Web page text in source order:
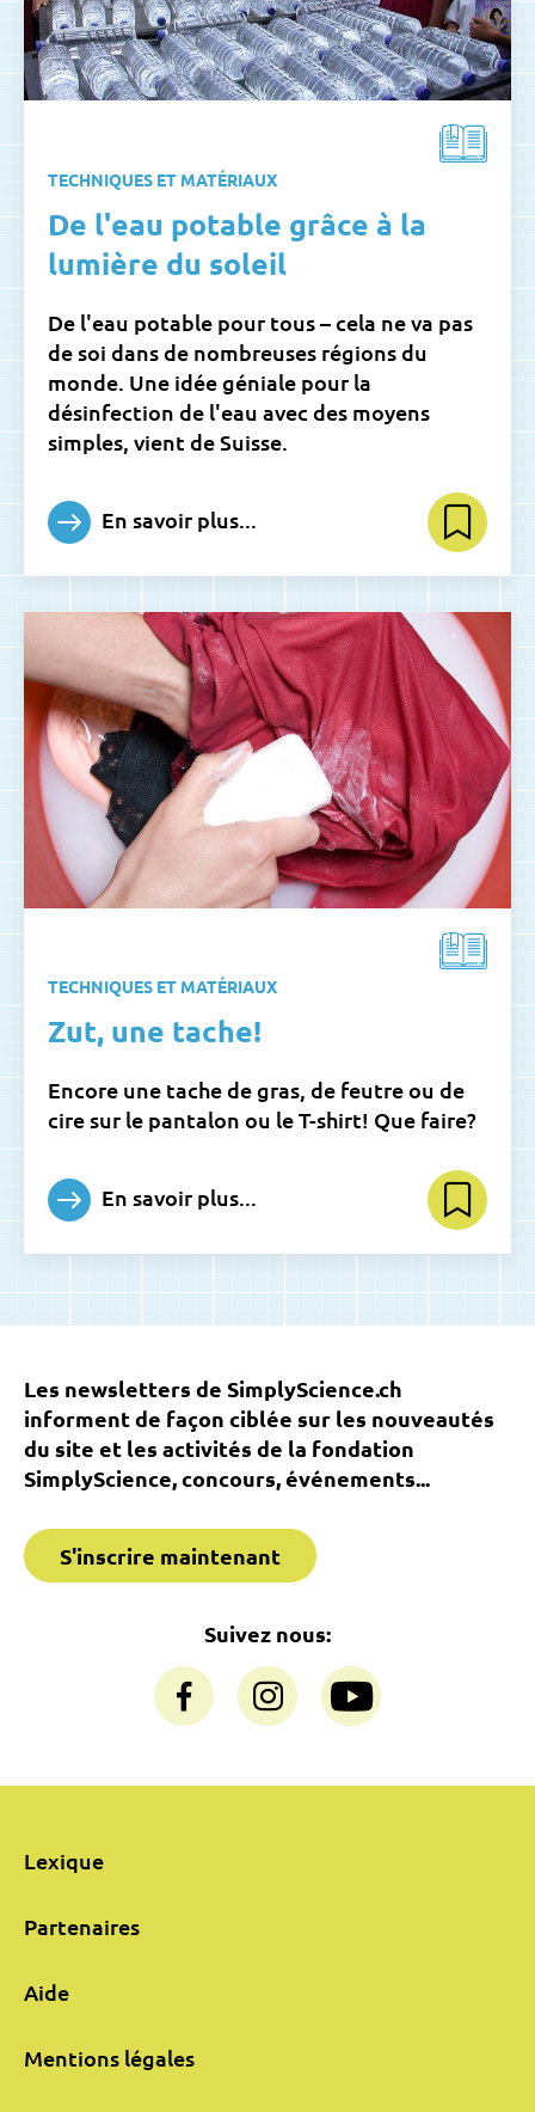
TECHNIQUES ET MATÉRIAUX
De l'eau potable grâce à la
lumière du soleil
De l'eau potable pour tous – cela ne va pas
de soi dans de nombreuses régions du
monde. Une idée géniale pour la
désinfection de l'eau avec des moyens
simples, vient de Suisse.
En savoir plus...
TECHNIQUES ET MATÉRIAUX
Zut, une tache!
Encore une tache de gras, de feutre ou de
cire sur le pantalon ou le T-shirt! Que faire?
En savoir plus...
Les newsletters de SimplyScience.ch
informent de façon ciblée sur les nouveautés
du site et les activités de la fondation
SimplyScience, concours, événements...
S'inscrire maintenant
Suivez nous:
Lexique
Partenaires
Aide
Mentions légales